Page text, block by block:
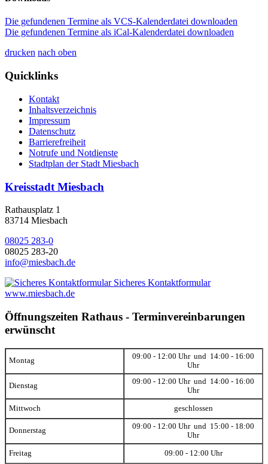
Die gefundenen Termine als VCS-Kalenderdatei downloaden
Die gefundenen Termine als iCal-Kalenderdatei downloaden
drucken nach oben
Quicklinks
Kontakt
Inhaltsverzeichnis
Impressum
Datenschutz
Barrierefreiheit
Notrufe und Notdienste
Stadtplan der Stadt Miesbach
Kreisstadt Miesbach
Rathausplatz 1
83714 Miesbach
08025 283-0
08025 283-20
info@miesbach.de
Sicheres Kontaktformular
www.miesbach.de
Öffnungszeiten Rathaus - Terminvereinbarungen
erwünscht
Montag
09:00 - 12:00 Uhr und 14:00 - 16:00
Uhr
Dienstag
09:00 - 12:00 Uhr und 14:00 - 16:00
Uhr
Mittwoch geschlossen
Donnerstag
09:00 - 12:00 Uhr und 15:00 - 18:00
Uhr
Freitag 09:00 - 12:00 Uhr